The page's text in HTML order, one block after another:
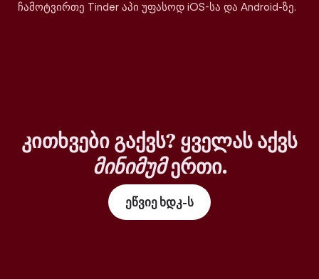
ჩამოტვირთე Tinder აპი უფასოდ iOS-სა და Android-ზე.
კითხვები გაქვს? ყველას აქვს
მინიმუმერთი.
ეწვიე ხდკ-ს